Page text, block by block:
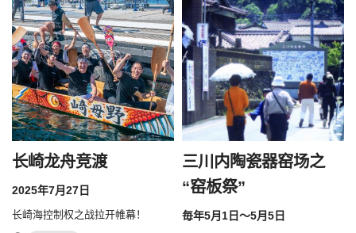
长崎龙舟竞渡
2025年7月27日
长崎海控制权之战拉开帷幕！
三川内陶瓷器窑场之
“窑板祭”
毎年5月1日～5月5日